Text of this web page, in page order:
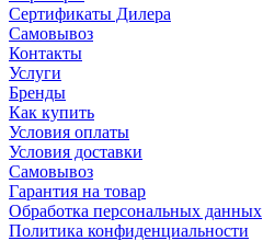
Сертификаты Дилера
Самовывоз
Контакты
Услуги
Бренды
Как купить
Условия оплаты
Условия доставки
Самовывоз
Гарантия на товар
Обработка персональных данных
Политика конфиденциальности